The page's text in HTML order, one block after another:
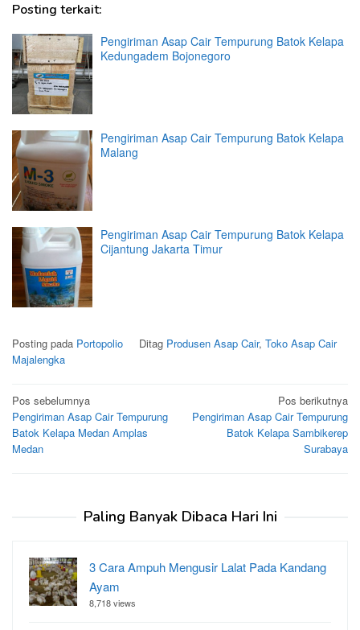
Posting terkait:
Pengiriman Asap Cair Tempurung Batok Kelapa
Kedungadem Bojonegoro
Pengiriman Asap Cair Tempurung Batok Kelapa
Malang
Pengiriman Asap Cair Tempurung Batok Kelapa
Cijantung Jakarta Timur
Posting pada Portopolio Ditag Produsen Asap Cair, Toko Asap Cair
Majalengka
Navigasi
pos
Pos sebelumnya
Pengiriman Asap Cair Tempurung
Batok Kelapa Medan Amplas
Medan
Pos berikutnya
Pengiriman Asap Cair Tempurung
Batok Kelapa Sambikerep
Surabaya
Paling Banyak Dibaca Hari Ini
3 Cara Ampuh Mengusir Lalat Pada Kandang
Ayam
8,718 views